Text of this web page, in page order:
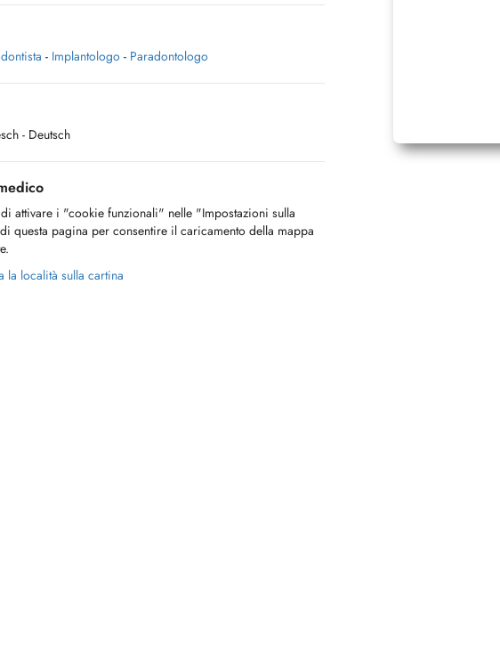
- Implantologo - Paradontologo
- Deutsch
attivare i "cookie funzionali" nelle "Impostazioni sulla
questa pagina per consentire il caricamento della mappa
la località sulla cartina